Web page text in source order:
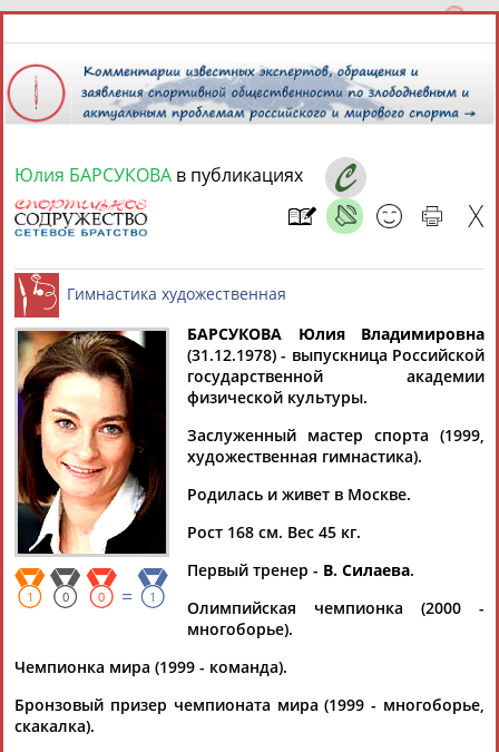
10 августа 2026 года,
СПОРТСМЕНЫ, ТРЕНЕРЫ И СПЕЦИАЛИСТЫ
Найдено: 1персона Расширенный поиск
Юлия
БАРСУКОВА
Ваш запрос: "Юлия БАРСУКОВА"
Документы 1-4 из 4 найденных уникальных документов
Центр художественной гимнастики под руководством Ирины
Винер открылся в Новой Москве
...Александр Лебзяк, Дина Аверина и Арина Аверина,Юлия
Барсукова
Юлия БАРСУКОВА в публикациях
Гимнастика художественная
1 0 0 = 1
БАРСУКОВА Юлия Владимировна
(31.12.1978) - выпускница Российской
государственной академии
физической культуры.
Заслуженный мастер спорта (1999,
художественная гимнастика).
Родилась и живет в Москве.
Рост 168 см. Вес 45 кг.
Первый тренер - В. Силаева.
Олимпийская чемпионка (2000 -
многоборье).
Чемпионка мира (1999 - команда).
Бронзовый призер чемпионата мира (1999 - многоборье,
скакалка).